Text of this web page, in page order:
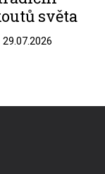
světa
29.07.2026